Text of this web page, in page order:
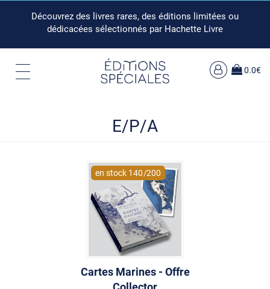
Découvrez des livres rares, des éditions limitées ou
dédicacées sélectionnés par Hachette Livre
0.0€
E/P/A
en stock 140/200
Cartes Marines - Offre